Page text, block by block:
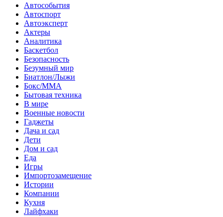
Автособытия
Автоспорт
Автоэксперт
Актеры
Аналитика
Баскетбол
Безопасность
Безумный мир
Биатлон/Лыжи
Бокс/MMA
Бытовая техника
В мире
Военные новости
Гаджеты
Дача и сад
Дети
Дом и сад
Еда
Игры
Импортозамещение
Истории
Компании
Кухня
Лайфхаки